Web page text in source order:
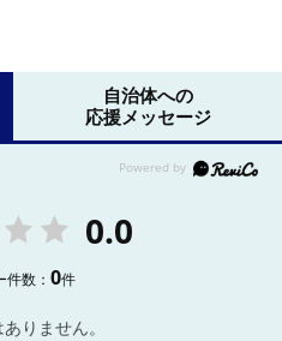
自治体への
応援メッセージ
0.0
件数：0件
りません。